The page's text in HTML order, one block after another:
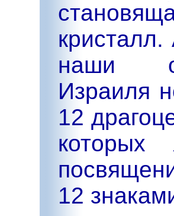
наши
Израиля
12
12